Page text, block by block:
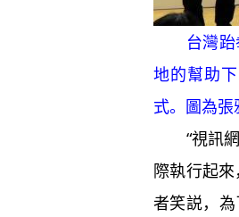
台灣跆拳
地的幫助
式。圖為
“視訊網
際執行起
者笑説，